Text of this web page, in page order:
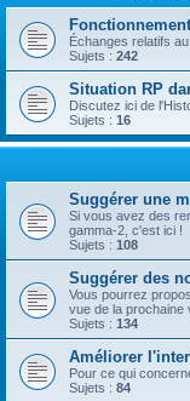
Échanges relatifs
Sujets : 242
Situation RP
Discutez ici de
Sujets : 16
Suggérer une
Si vous avez des
gamma-2, c'est ici !
Sujets : 108
Suggérer des
Vous pourrez
vue de la prochaine
Sujets : 134
Améliorer
Pour ce qui
Sujets : 84